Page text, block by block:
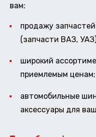
вам:
продажу
(запчасти ВАЗ,
широкий
приемлемым ценам;
автомобильные
аксессуары для